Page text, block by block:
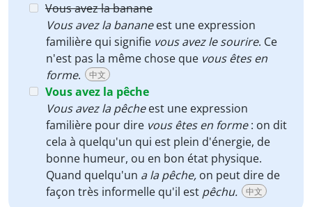
Vous avez la banane
Vous avez la bananeest une expression
familière qui signifie vous avez le sourire. Ce
n'est pas la même chose que vous êtes en
forme. 中文
Vous avez la pêche
Vous avez la pêcheest une expression
familière pour dire vous êtes en forme: on dit
cela à quelqu'un qui est plein d'énergie, de
bonne humeur, ou en bon état physique.
Quand quelqu'un a la pêche, on peut dire de
façon très informelle qu'il est pêchu. 中文